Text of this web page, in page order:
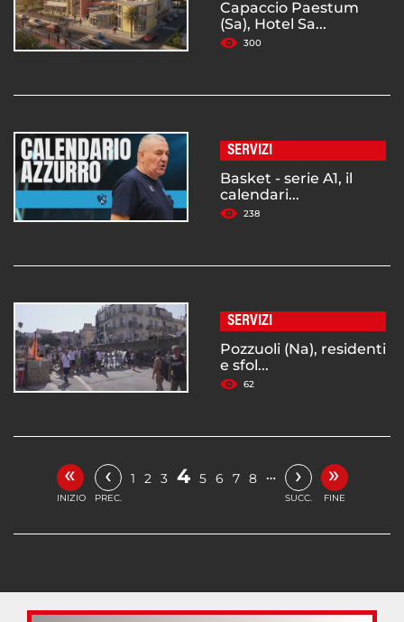
Capaccio Paestum
(Sa), Hotel Sa...
300
SERVIZI
Basket - serie A1, il
calendari...
238
SERVIZI
Pozzuoli (Na), residenti
e sfol...
62
«
INIZIO
‹
PREC.
1 2 3 4 5 6 7 8 … ›
SUCC.
»
FINE